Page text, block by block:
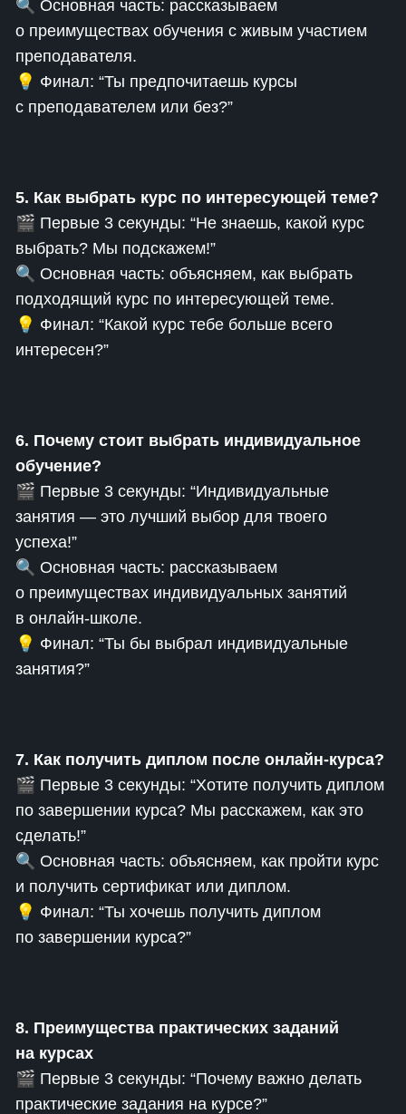
🔍 Основная часть: рассказываем
о преимуществах обучения с живым участием
преподавателя.
💡 Финал: “Ты предпочитаешь курсы
с преподавателем или без?”
5. Как выбрать курс по интересующей теме?
🎬 Первые 3 секунды: “Не знаешь, какой курс
выбрать? Мы подскажем!”
🔍 Основная часть: объясняем, как выбрать
подходящий курс по интересующей теме.
💡 Финал: “Какой курс тебе больше всего
интересен?”
6. Почему стоит выбрать индивидуальное
обучение?
🎬 Первые 3 секунды: “Индивидуальные
занятия — это лучший выбор для твоего
успеха!”
🔍 Основная часть: рассказываем
о преимуществах индивидуальных занятий
в онлайн-школе.
💡 Финал: “Ты бы выбрал индивидуальные
занятия?”
7. Как получить диплом после онлайн-курса?
🎬 Первые 3 секунды: “Хотите получить диплом
по завершении курса? Мы расскажем, как это
сделать!”
🔍 Основная часть: объясняем, как пройти курс
и получить сертификат или диплом.
💡 Финал: “Ты хочешь получить диплом
по завершении курса?”
8. Преимущества практических заданий
на курсах
🎬 Первые 3 секунды: “Почему важно делать
практические задания на курсе?”